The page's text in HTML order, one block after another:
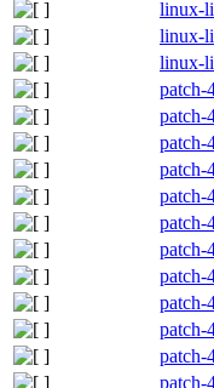
linux-
linux-
linux-
patch-
patch-
patch-
patch-
patch-
patch-
patch-
patch-
patch-
patch-
patch-
patch-